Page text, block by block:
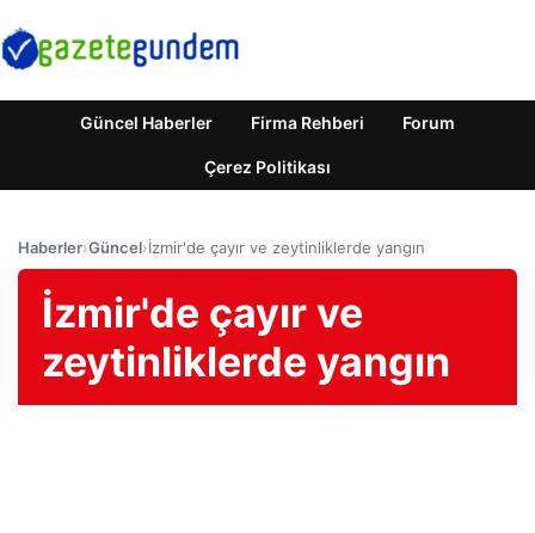
Güncel Haberler Firma Rehberi Forum
Çerez Politikası
Haberler›Güncel›İzmir'de çayır ve zeytinliklerde yangın
İzmir'de çayır ve
zeytinliklerde yangın